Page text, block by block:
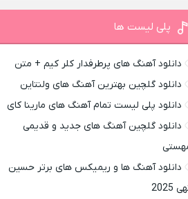
پلی لیست ها
دانلود آهنگ های پرطرفدار کلر کیم + متن
دانلود گلچین بهترین آهنگ های ولنتاین
دانلود پلی لیست تمام آهنگ های مارینا کای
دانلود گلچین آهنگ های جدید و قدیمی
دانلود آهنگ ها و ریمیکس های برتر حسین
2025